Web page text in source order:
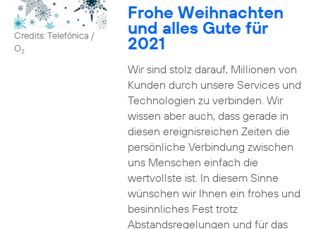
Credits: Telefónica /
O2
Frohe Weihnachten
und alles Gute für
2021
Wir sind stolz darauf, Millionen von
Kunden durch unsere Services und
Technologien zu verbinden. Wir
wissen aber auch, dass gerade in
diesen ereignisreichen Zeiten die
persönliche Verbindung zwischen
uns Menschen einfach die
wertvollste ist. In diesem Sinne
wünschen wir Ihnen ein frohes und
besinnliches Fest trotz
Abstandsregelungen und für das